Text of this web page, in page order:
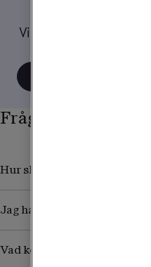
Vi har samlat ett gäng
Frågor och svar
Hur skyddar jag mig från
Jag har köpt ett datapaket.
Vad kostar det att ta emot